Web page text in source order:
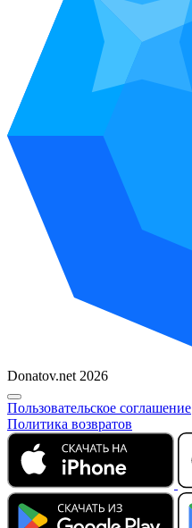
Donatov.net 2026
Пользовательское соглашение
Политика возвратов